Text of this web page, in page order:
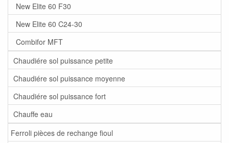
New Elite 60 F30
New Elite 60 C24-30
Combifor MFT
Chaudiére sol puissance petite
Chaudiére sol puissance moyenne
Chaudiére sol puissance fort
Chauffe eau
Ferroli pièces de rechange fioul